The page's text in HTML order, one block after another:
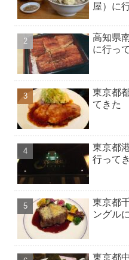
屋）に
高知県
に行っ
東京都
てきた
東京都
行って
東京都
ングル
東京都